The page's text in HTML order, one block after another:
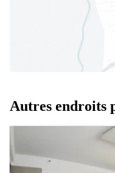
Autres endroits